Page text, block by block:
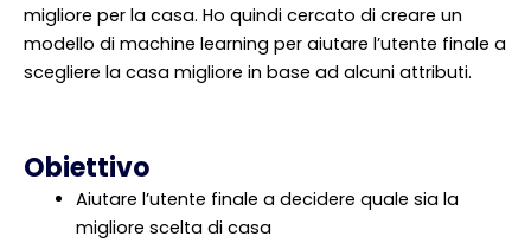
migliore per la casa. Ho quindi cercato di creare un
modello di machine learning per aiutare l’utente finale a
scegliere la casa migliore in base ad alcuni attributi.
Obiettivo
Aiutare l’utente finale a decidere quale sia la
migliore scelta di casa